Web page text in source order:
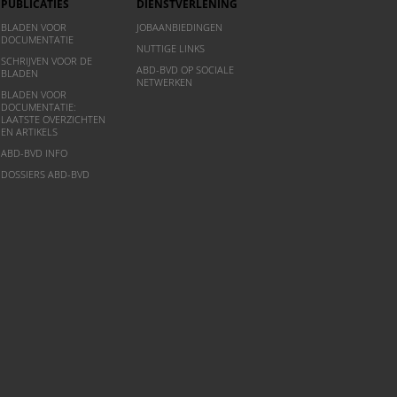
PUBLICATIES
BLADEN VOOR
DOCUMENTATIE
SCHRIJVEN VOOR DE
BLADEN
BLADEN VOOR
DOCUMENTATIE:
LAATSTE OVERZICHTEN
EN ARTIKELS
ABD-BVD INFO
DOSSIERS ABD-BVD
DIENSTVERLENING
JOBAANBIEDINGEN
NUTTIGE LINKS
ABD-BVD OP SOCIALE
NETWERKEN